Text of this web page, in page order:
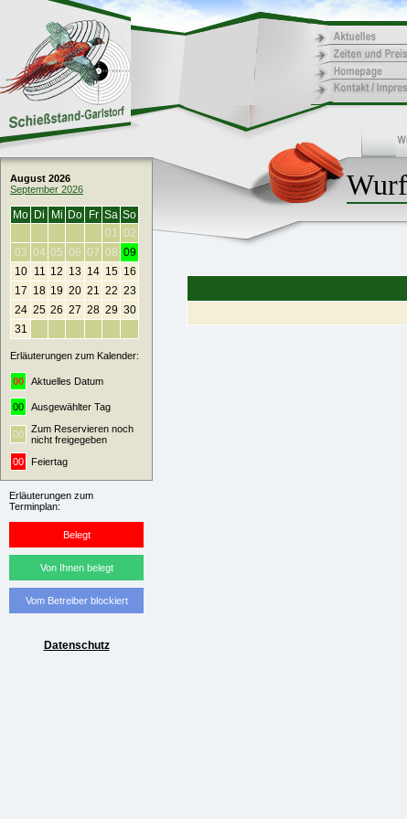
August 2026
September 2026
Mo Di Mi Do Fr Sa So
01 02
03 04 05 06 07 08 09
10
11 12 13 14 15 16
17 18 19 20 21 22 23
24 25 26 27 28 29 30
31
Erläuterungen zum Kalender:
00 Aktuelles Datum
00 Ausgewählter Tag
00
Zum Reservieren noch
nicht freigegeben
00
Feiertag
Erläuterungen zum
Terminplan:
Belegt
Von Ihnen belegt
Vom Betreiber blockiert
Datenschutz